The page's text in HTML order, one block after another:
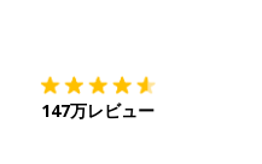
147万レビュー